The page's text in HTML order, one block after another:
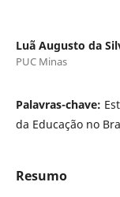
Luã Augusto da
PUC Minas
Palavras-chave:
da Educação no
Resumo